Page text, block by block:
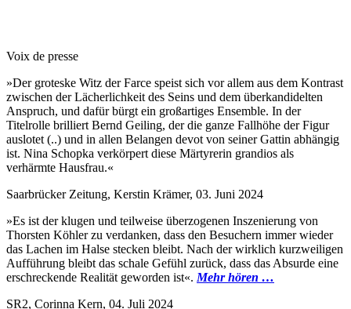
Voix de presse
»Der groteske Witz der Farce speist sich vor allem aus dem Kontrast
zwischen der Lächerlichkeit des Seins und dem überkandidelten
Anspruch, und dafür bürgt ein großartiges Ensemble. In der
Titelrolle brilliert Bernd Geiling, der die ganze Fallhöhe der Figur
auslotet (..) und in allen Belangen devot von seiner Gattin abhängig
ist. Nina Schopka verkörpert diese Märtyrerin grandios als
verhärmte Hausfrau.«
Saarbrücker Zeitung, Kerstin Krämer, 03. Juni 2024
»Es ist der klugen und teilweise überzogenen Inszenierung von
Thorsten Köhler zu verdanken, dass den Besuchern immer wieder
das Lachen im Halse stecken bleibt. Nach der wirklich kurzweiligen
Aufführung bleibt das schale Gefühl zurück, dass das Absurde eine
erschreckende Realität geworden ist«. Mehr hören …
SR2, Corinna Kern, 04. Juli 2024